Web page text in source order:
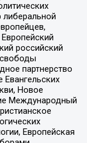
российский
партнерство
Евангельских
Новое
Международный
Европейская